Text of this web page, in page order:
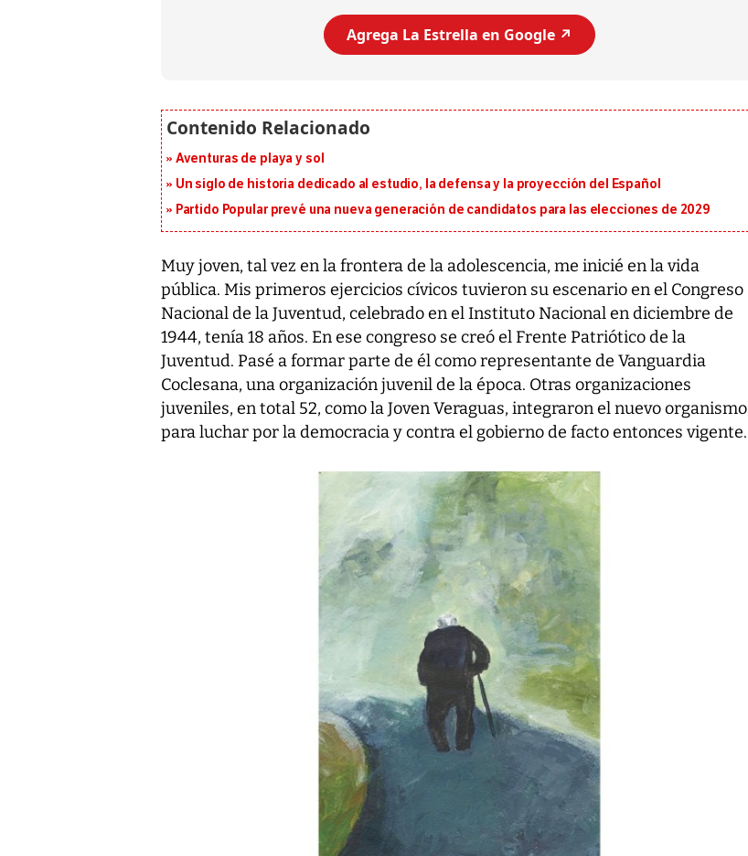
Agrega La Estrella en Google ↗️
Aventuras de playa y sol
Un siglo de historia dedicado al estudio, la defensa y la proyección del Español
Partido Popular prevé una nueva generación de candidatos para las elecciones de 2029
Muy joven, tal vez en la frontera de la adolescencia, me inicié en la vida
pública. Mis primeros ejercicios cívicos tuvieron su escenario en el Congreso
Nacional de la Juventud, celebrado en el Instituto Nacional en diciembre de
1944, tenía 18 años. En ese congreso se creó el Frente Patriótico de la
Juventud. Pasé a formar parte de él como representante de Vanguardia
Coclesana, una organización juvenil de la época. Otras organizaciones
juveniles, en total 52, como la Joven Veraguas, integraron el nuevo organismo
para luchar por la democracia y contra el gobierno de facto entonces vigente.